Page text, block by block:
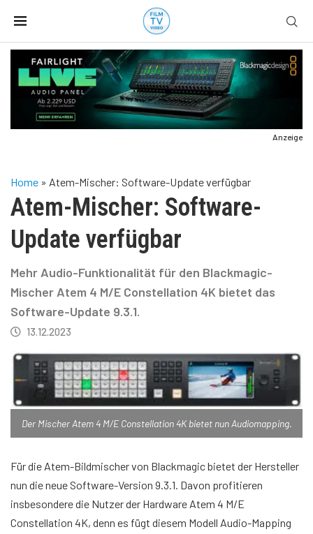
Anzeige
Home » Atem-Mischer: Software-Update verfügbar
Atem-Mischer: Software-
Update verfügbar
Mehr Audio-Funktionalität für den Blackmagic-
Mischer Atem 4 M/E Constellation 4K bietet das
Software-Update 9.3.1.
13.12.2023
Der Mischer Atem 4 M/E Constellation 4K bietet nun Audiomapping.
Für die Atem-Bildmischer von Blackmagic bietet der Hersteller
nun die neue Software-Version 9.3.1. Davon profitieren
insbesondere die Nutzer der Hardware Atem 4 M/E
Constellation 4K, denn es fügt diesem Modell Audio-Mapping